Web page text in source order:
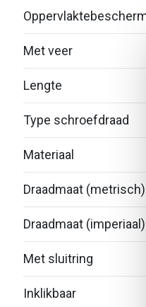
Met veer
Lengte
Type schroefdraad
Materiaal
Draadmaat (metrisch)
Draadmaat (imperiaal)
Met sluitring
Inklikbaar